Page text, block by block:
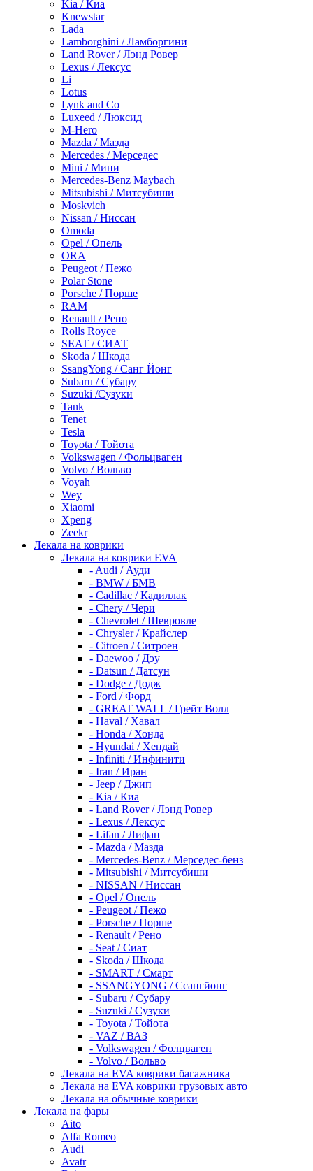
Kia / Киа
Knewstar
Lada
Lamborghini / Ламборгини
Land Rover / Лэнд Ровер
Lexus / Лексус
Li
Lotus
Lynk and Co
Luxeed / Люксид
M-Hero
Mazda / Мазда
Mercedes / Мерседес
Mini / Мини
Mercedes-Benz Maybach
Mitsubishi / Митсубиши
Moskvich
Nissan / Ниссан
Omoda
Opel / Опель
ORA
Peugeot / Пежо
Polar Stone
Porsche / Порше
RAM
Renault / Рено
Rolls Royce
SEAT / СИАТ
Skoda / Шкода
SsangYong / Санг Йонг
Subaru / Субару
Suzuki /Сузуки
Tank
Tenet
Tesla
Toyota / Тойота
Volkswagen / Фольцваген
Volvo / Вольво
Voyah
Wey
Xiaomi
Xpeng
Zeekr
Лекала на коврики
Лекала на коврики EVA
- Audi / Ауди
- BMW / БМВ
- Cadillac / Кадиллак
- Chery / Чери
- Chevrolet / Шевровле
- Chrysler / Крайслер
- Citroen / Ситроен
- Daewoo / Дэу
- Datsun / Датсун
- Dodge / Додж
- Ford / Форд
- GREAT WALL / Грейт Волл
- Haval / Хавал
- Honda / Хонда
- Hyundai / Хендай
- Infiniti / Инфинити
- Iran / Иран
- Jeep / Джип
- Kia / Киа
- Land Rover / Лэнд Ровер
- Lexus / Лексус
- Lifan / Лифан
- Mazda / Мазда
- Mercedes-Benz / Мерседес-бенз
- Mitsubishi / Митсубиши
- NISSAN / Ниссан
- Opel / Опель
- Peugeot / Пежо
- Porsche / Порше
- Renault / Рено
- Seat / Сиат
- Skoda / Шкода
- SMART / Смарт
- SSANGYONG / Ссангйонг
- Subaru / Субару
- Suzuki / Сузуки
- Toyota / Тойота
- VAZ / ВАЗ
- Volkswagen / Фолцваген
- Volvo / Вольво
Лекала на EVA коврики багажника
Лекала на EVA коврики грузовых авто
Лекала на обычные коврики
Лекала на фары
Aito
Alfa Romeo
Audi
Avatr